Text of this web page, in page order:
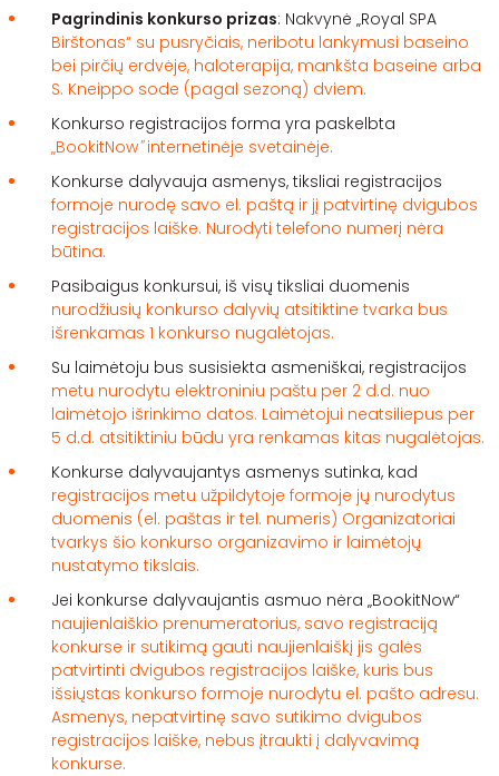
Pagrindinis konkurso prizas: Nakvynė „Royal SPA
Birštonas“ su pusryčiais, neribotu lankymusi baseino
bei pirčių erdvėje, haloterapija, mankšta baseine arba
S. Kneippo sode (pagal sezoną) dviem.
Konkurso registracijos forma yra paskelbta
„BookitNow"internetinėje svetainėje.
Konkurse dalyvauja asmenys, tiksliai registracijos
formoje nurodę savo el. paštą ir jį patvirtinę dvigubos
registracijos laiške. Nurodyti telefono numerį nėra
būtina.
Pasibaigus konkursui, iš visų tiksliai duomenis
nurodžiusių konkurso dalyvių atsitiktine tvarka bus
išrenkamas 1 konkurso nugalėtojas.
Su laimėtoju bus susisiekta asmeniškai, registracijos
metu nurodytu elektroniniu paštu per 2 d.d. nuo
laimėtojo išrinkimo datos. Laimėtojui neatsiliepus per
5 d.d. atsitiktiniu būdu yra renkamas kitas nugalėtojas.
Konkurse dalyvaujantys asmenys sutinka, kad
registracijos metu užpildytoje formoje jų nurodytus
duomenis (el. paštas ir tel. numeris) Organizatoriai
tvarkys šio konkurso organizavimo ir laimėtojų
nustatymo tikslais.
Jei konkurse dalyvaujantis asmuo nėra „BookitNow“
naujienlaiškio prenumeratorius, savo registraciją
konkurse ir sutikimą gauti naujienlaiškį jis galės
patvirtinti dvigubos registracijos laiške, kuris bus
išsiųstas konkurso formoje nurodytu el. pašto adresu.
Asmenys, nepatvirtinę savo sutikimo dvigubos
registracijos laiške, nebus įtraukti į dalyvavimą
konkurse.